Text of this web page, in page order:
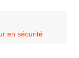
en sécurité